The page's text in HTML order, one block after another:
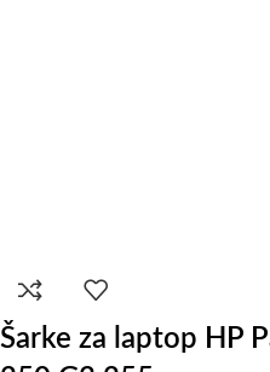
Šarke za laptop HP